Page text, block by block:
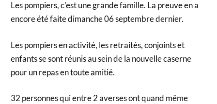
Les pompiers, c’est une grande famille. La preuve en a
encore été faite dimanche 06 septembre dernier.
Les pompiers en activité, les retraités, conjoints et
enfants se sont réunis au sein de la nouvelle caserne
pour un repas en toute amitié.
32 personnes qui entre 2 averses ont quand même